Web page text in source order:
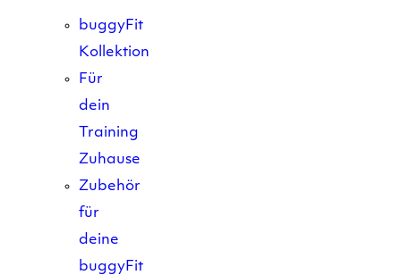
buggyFit
Kollektion
Für
dein
Training
Zuhause
Zubehör
für
deine
buggyFit